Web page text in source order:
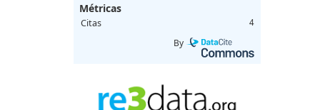
Métricas
Citas 4
By